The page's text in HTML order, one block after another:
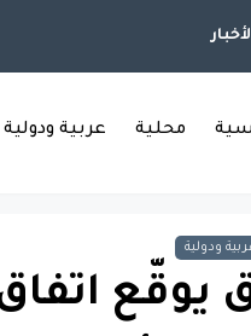
محلية عربية ودولية
ودولية
يوقّع